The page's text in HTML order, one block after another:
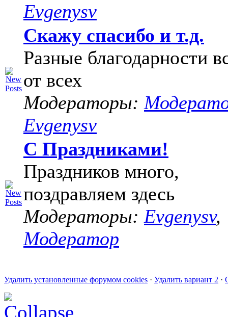
Evgenysv
Скажу спасибо и т.д.
Разные благодарности
от всех
Модераторы:
Evgenysv
С Праздниками!
Праздников много,
поздравляем здесь
Модераторы: Evgenysv,
Модератор
Удалить установленные форумом cookies · Удалить вариант 2 ·